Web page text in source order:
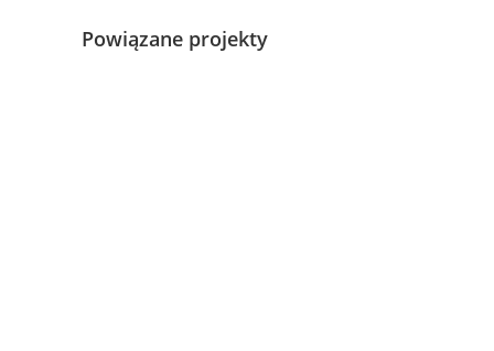
Powiązane projekty